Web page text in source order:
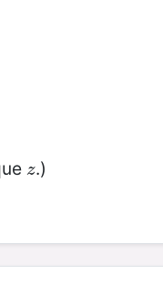
z
z.)